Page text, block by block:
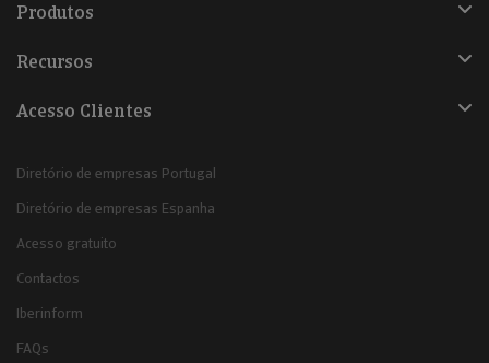
Produtos
Recursos
Acesso Clientes
Diretório de empresas Portugal
Diretório de empresas Espanha
Acesso gratuito
Contactos
Iberinform
FAQs